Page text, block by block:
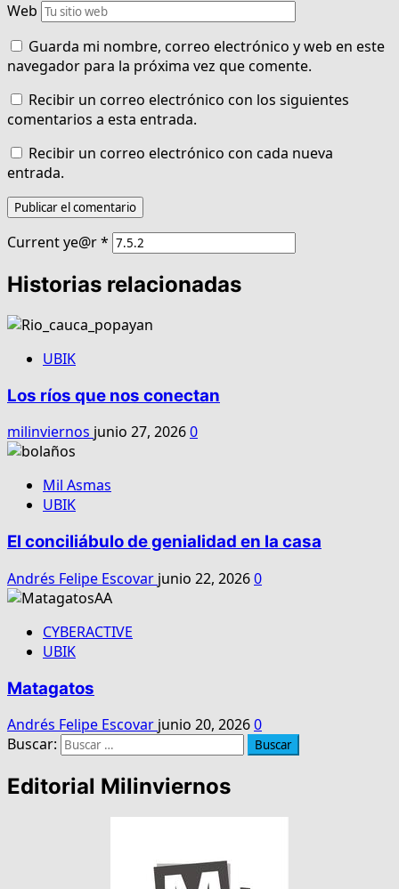
Web
Guarda mi nombre, correo electrónico y web en este
navegador para la próxima vez que comente.
Recibir un correo electrónico con los siguientes
comentarios a esta entrada.
Recibir un correo electrónico con cada nueva
entrada.
Current ye@r*
Historias relacionadas
UBIK
Los ríos que nos conectan
milinviernos junio 27, 20260
Mil Asmas
UBIK
El conciliábulo de genialidad en la casa
Andrés Felipe Escovar junio 22, 20260
CYBERACTIVE
UBIK
Matagatos
Andrés Felipe Escovar junio 20, 20260
Buscar:
Editorial Milinviernos